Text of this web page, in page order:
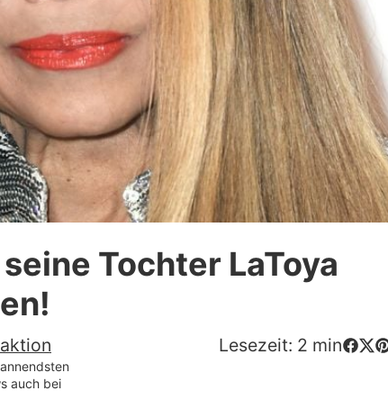
Jobs
App runterladen
Richtlinien
Impressum
Utiq verwalten
Tochter LaToya
Lesezeit: 2 min
auch bei